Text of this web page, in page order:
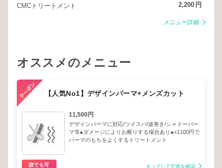
CMCトリートメント 2,200 円
メニュー詳細
オススメのメニュー
【人気No1】デザインパーマ+メンズカット
11,500円
デザインパーマに対応/ツイスパ/波巻き/シャドーパー
マ等●ダメージによりお断りする場合あり●+1100円で
パーマのもちをよくするトリートメント
誰でも可 タップして空席を確認